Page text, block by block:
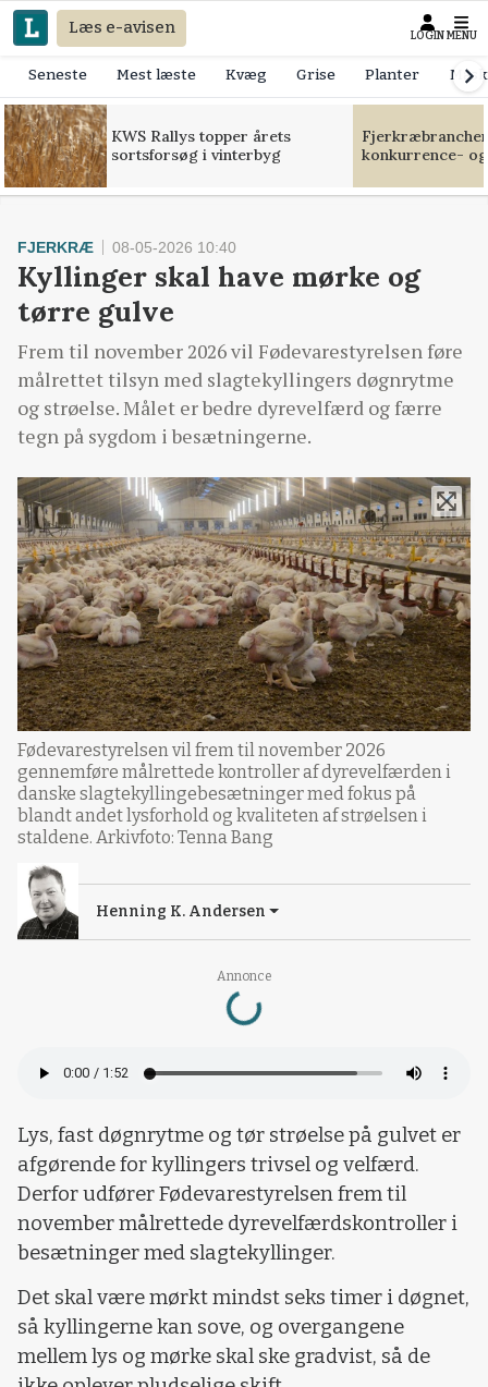
Læs e-avisen LOGIN MENU
Seneste Mest læste Kvæg Grise Planter
KWS Rallys topper årets
sortsforsøg i vinterbyg
konkurrence-
Annonce
Loading...
FJERKRÆ 08-05-2026 10:40
Kyllinger skal have mørke og
tørre gulve
Frem til november 2026 vil Fødevarestyrelsen føre
målrettet tilsyn med slagtekyllingers døgnrytme
og strøelse. Målet er bedre dyrevelfærd og færre
tegn på sygdom i besætningerne.
Fødevarestyrelsen vil frem til november 2026
gennemføre målrettede kontroller af dyrevelfærden i
danske slagtekyllingebesætninger med fokus på
blandt andet lysforhold og kvaliteten af strøelsen i
staldene. Arkivfoto: Tenna Bang
Henning K. Andersen
Lys, fast døgnrytme og tør strøelse på gulvet er
afgørende for kyllingers trivsel og velfærd.
Derfor udfører Fødevarestyrelsen frem til
november målrettede dyrevelfærdskontroller i
besætninger med slagtekyllinger.
Det skal være mørkt mindst seks timer i døgnet,
så kyllingerne kan sove, og overgangene
mellem lys og mørke skal ske gradvist, så de